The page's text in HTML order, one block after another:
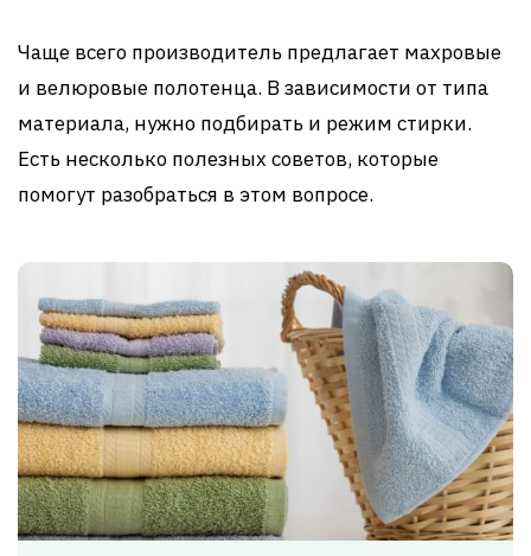
Чаще всего производитель предлагает махровые
и велюровые полотенца. В зависимости от типа
материала, нужно подбирать и режим стирки.
Есть несколько полезных советов, которые
помогут разобраться в этом вопросе.